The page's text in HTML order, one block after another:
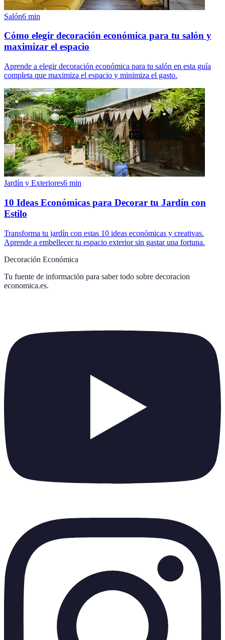
Salón6 min
Cómo elegir decoración económica para tu salón y
maximizar el espacio
Aprende a elegir decoración económica para tu salón en esta guía
completa que maximiza el espacio y minimiza el gasto.
Jardín y Exteriores6 min
10 Ideas Económicas para Decorar tu Jardín con
Estilo
Transforma tu jardín con estas 10 ideas económicas y creativas.
Aprende a embellecer tu espacio exterior sin gastar una fortuna.
Decoración Económica
Tu fuente de información para saber todo sobre decoracion
economica.es.